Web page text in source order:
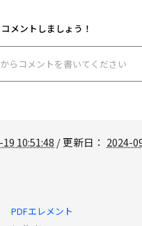
メントしましょう！
らコメントを書いてください
10:51:48 / 更新日： 2024-
PDFエレメント